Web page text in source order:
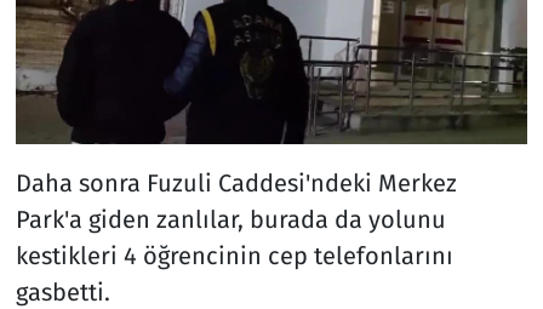
Daha sonra Fuzuli Caddesi'ndeki Merkez
Park'a giden zanlılar, burada da yolunu
kestikleri 4 öğrencinin cep telefonlarını
gasbetti.